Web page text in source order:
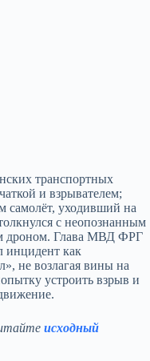
транспортных
и взрывателем;
самолёт, уходивший на
с неопознанным
дроном. Глава МВД ФРГ
инцидент как
не возлагая вины на
устроить взрыв и
исходный